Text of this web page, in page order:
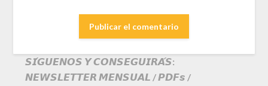
𝙎𝙄́𝙂𝙐𝙀𝙉𝙊𝙎 𝙔 𝘾𝙊𝙉𝙎𝙀𝙂𝙐𝙄𝙍𝘼́𝙎:
𝙉𝙀𝙒𝙎𝙇𝙀𝙏𝙏𝙀𝙍 𝙈𝙀𝙉𝙎𝙐𝘼𝙇 / 𝙋𝘿𝙁𝙨 /